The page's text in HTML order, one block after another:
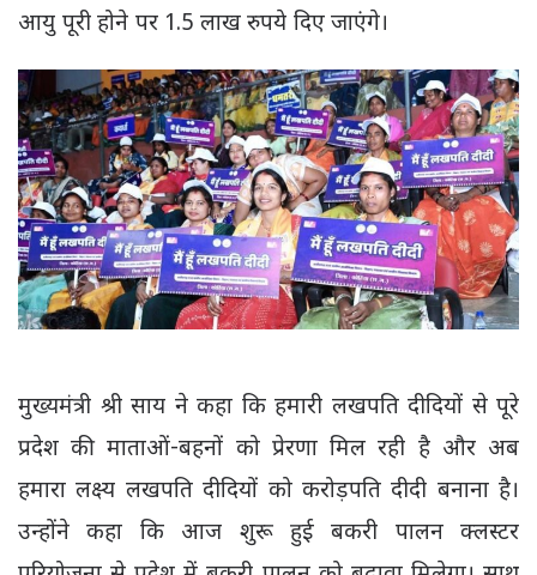
आयु पूरी होने पर 1.5 लाख रुपये दिए जाएंगे।
मुख्यमंत्री श्री साय ने कहा कि हमारी लखपति दीदियों से पूरे
प्रदेश की माताओं-बहनों को प्रेरणा मिल रही है और अब
हमारा लक्ष्य लखपति दीदियों को करोड़पति दीदी बनाना है।
उन्होंने कहा कि आज शुरू हुई बकरी पालन क्लस्टर